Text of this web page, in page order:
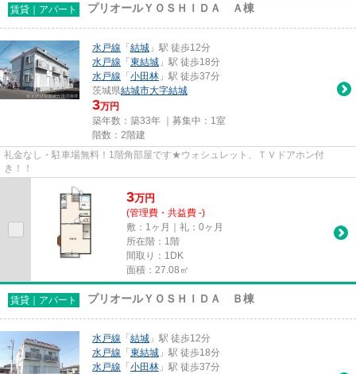
賃貸｜アパート プリオールＹＯＳＨＩＤＡ Ａ棟
水戸線 「 結城 」駅 徒歩12分
水戸線 「 東結城 」駅 徒歩18分
水戸線 「 小田林 」駅 徒歩37分
茨城県結城市大字結城
3万円
築年数：築33年 ｜募集中： 1室
階数：2階建
礼金なし・駐車場無料！1階角部屋です★ウォシュレット、ＴＶドアホン付
き！！
3万円
(管理費・共益費 -)
敷：1ヶ月｜礼：0ヶ月
所在階：1階
間取り：1DK
面積：27.08㎡
賃貸｜アパート プリオールＹＯＳＨＩＤＡ Ｂ棟
水戸線 「 結城 」駅 徒歩12分
水戸線 「 東結城 」駅 徒歩18分
水戸線 「 小田林 」駅 徒歩37分